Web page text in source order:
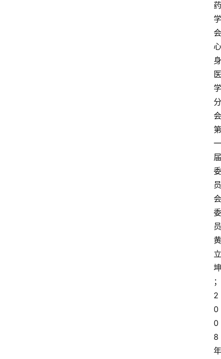
药
学
会
心
身
医
学
分
会
第
一
届
委
员
会
委
员
黄
立
坤
；
2
0
0
8
年